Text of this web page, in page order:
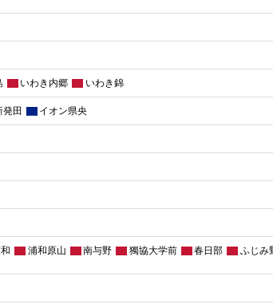
いわき内郷 いわき錦
発田 イオン県央
浦和原山 南与野 獨協大学前 春日部 ふじみ